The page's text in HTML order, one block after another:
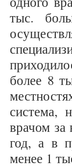
тыс.
более 8
система,
врачом за
год, а в
менее 1